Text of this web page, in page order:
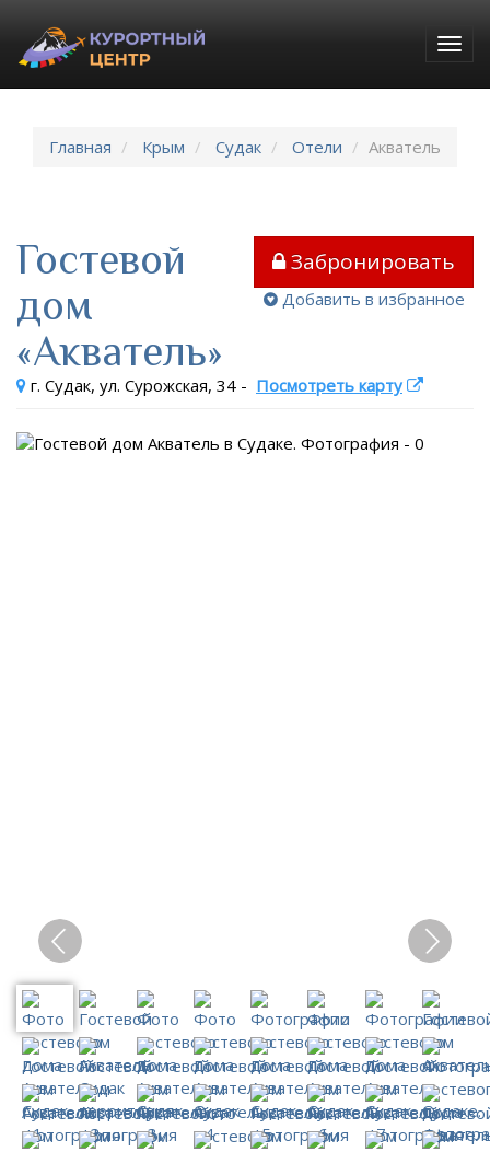
Главная Крым Судак Отели Акватель
Забронировать
Добавить в избранное
Гостевой
дом
«Акватель»
г. Судак, ул. Сурожская, 34 - Посмотреть карту